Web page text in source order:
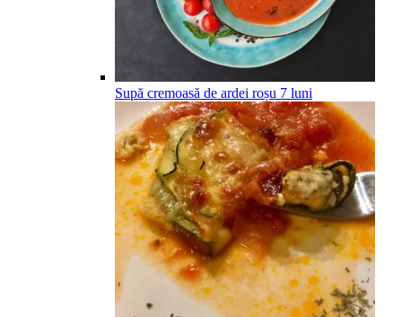
Supă cremoasă de ardei roșu 7 luni